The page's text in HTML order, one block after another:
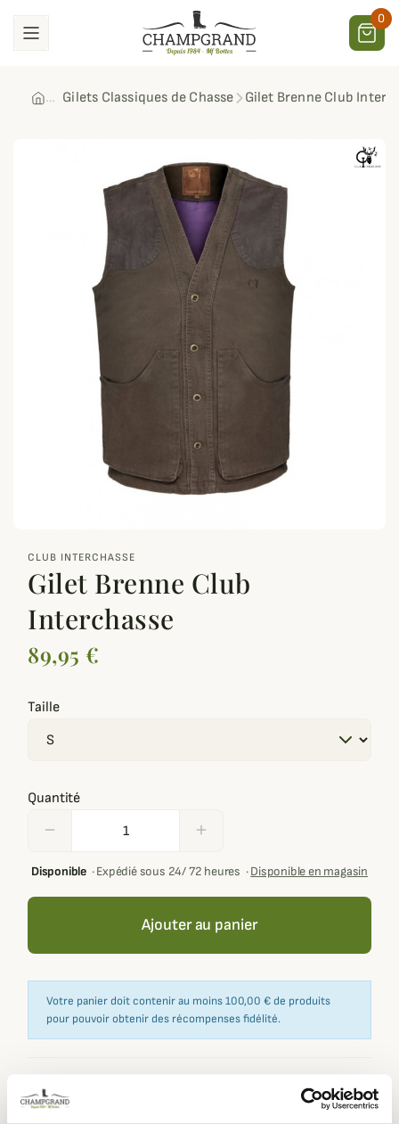
0
Gilets Classiques de Chasse Gilet Brenne Club
CLUB INTERCHASSE
Gilet Brenne Club
Interchasse
89,95 €
Taille
Quantité
remove add
Disponible·Expédié sous 24/ 72 heures ·Disponible en magasin
Ajouter au panier
Votre panier doit contenir au moins 100,00 € de produits
pour pouvoir obtenir des récompenses fidélité.
Expédié dans
Paiement en